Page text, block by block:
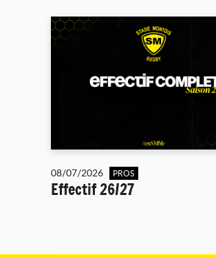
08/07/2026 PROS
Effectif 26/27